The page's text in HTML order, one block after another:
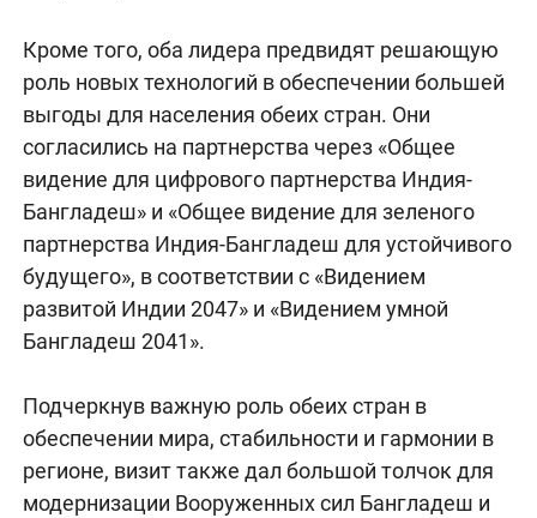
Кроме того, оба лидера предвидят решающую
роль новых технологий в обеспечении большей
выгоды для населения обеих стран. Они
согласились на партнерства через «Общее
видение для цифрового партнерства Индия-
Бангладеш» и «Общее видение для зеленого
партнерства Индия-Бангладеш для устойчивого
будущего», в соответствии с «Видением
развитой Индии 2047» и «Видением умной
Бангладеш 2041».
Подчеркнув важную роль обеих стран в
обеспечении мира, стабильности и гармонии в
регионе, визит также дал большой толчок для
модернизации Вооруженных сил Бангладеш и